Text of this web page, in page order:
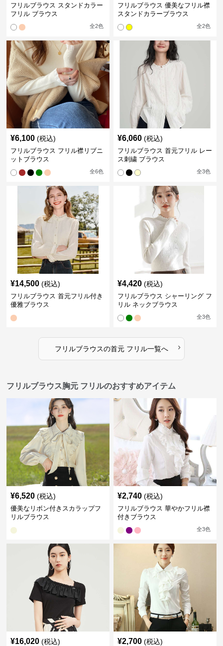
フリルブラウス スタンドカラー
フリル ブラウス
全2色
フリルブラウス 優美なフリル襟
スタンドカラーブラウス
全2色
¥6,100 (税込)
フリルブラウス フリル襟リブニ
ットブラウス
全6色
¥6,060 (税込)
フリルブラウス 首元フリル レー
ス刺繍 ブラウス
全3色
¥14,500 (税込)
フリルブラウス 首元フリル付き
優雅ブラウス
¥4,420 (税込)
フリルブラウス シャーリング フ
リル ネックブラウス
全3色
フリルブラウスの首元 フリル一覧へ ›
フリルブラウス胸元 フリルのおすすめアイテム
¥6,520 (税込)
優美なリボン付きスカラップフ
リルブラウス
¥2,740 (税込)
フリルブラウス 華やかフリル襟
付きブラウス
全3色
¥16,020 (税込) ¥2,700 (税込)